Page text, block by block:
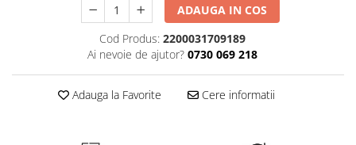
ADAUGA IN COS
Cod Produs: 2200031709189
Ai nevoie de ajutor? 0730 069 218
Adauga la Favorite Cere informatii